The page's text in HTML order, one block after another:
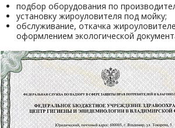
подбор оборудования по
установку жироуловителя под мойку;
обслуживание, откачка
оформлением экологической